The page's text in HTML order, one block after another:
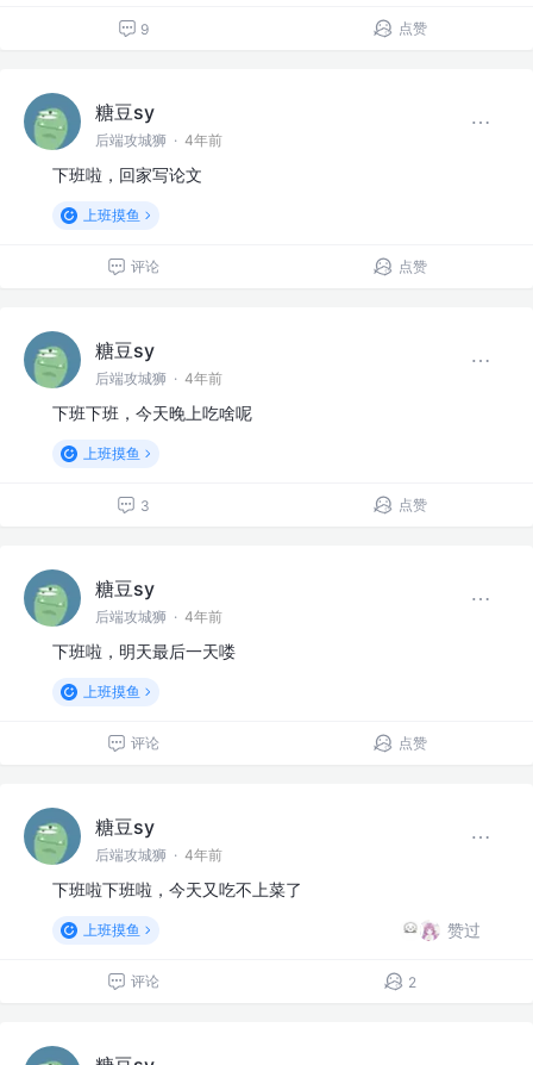
9 点赞
糖豆sy
后端攻城狮 · 4年前
下班啦，回家写论文
上班摸鱼
评论 点赞
糖豆sy
后端攻城狮 · 4年前
下班下班，今天晚上吃啥呢
上班摸鱼
3 点赞
糖豆sy
后端攻城狮 · 4年前
下班啦，明天最后一天喽
上班摸鱼
评论 点赞
糖豆sy
后端攻城狮 · 4年前
下班啦下班啦，今天又吃不上菜了
上班摸鱼 赞过
评论 2